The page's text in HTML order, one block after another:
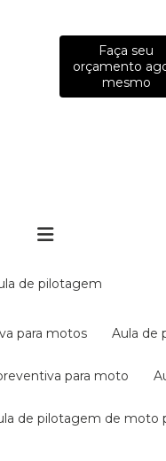
Faça seu
orçamento
mesmo
de pilotagem
para motos aula
para moto
de pilotagem de moto